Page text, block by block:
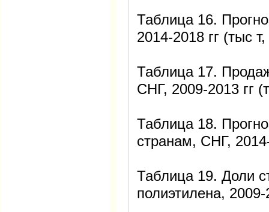
Таблица 16.
2014-2018 гг (тыс
Таблица 17.
СНГ, 2009-2013 гг
Таблица 18.
странам, СНГ,
Таблица 19. Доли
полиэтилена, 2009-